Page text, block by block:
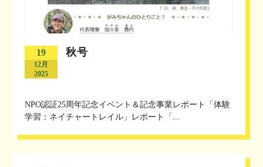
19
12月
2025
秋号
NPO認証25周年記念イベント＆記念事業レポート「体験
学習：ネイチャートレイル」レポート「...